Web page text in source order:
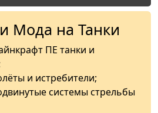
Мода на Танки
ПЕ танки и
и истребители;
системы стрельбы